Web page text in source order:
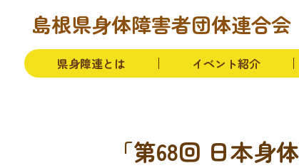
お知らせ
島根県身体障害者団体連合会
県身障連とは イベント紹介
「第68回 日本身